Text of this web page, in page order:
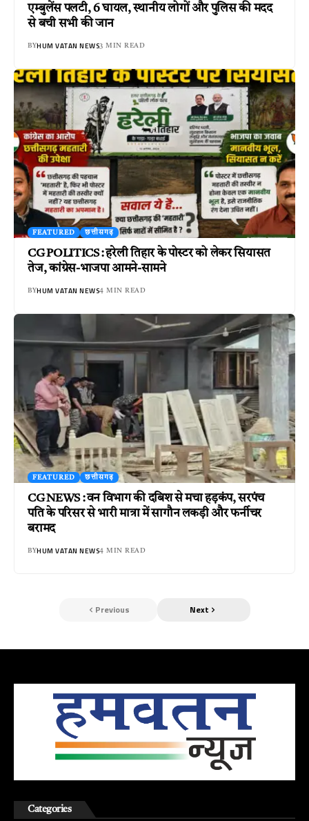
एम्बुलेंस पलटी, 6 घायल, स्थानीय लोगों और पुलिस की मदद
से बची सभी की जान
BYHUM VATAN NEWS3 MIN READ
FEATURED छत्तीसगढ़
CG POLITICS : हरेली तिहार के पोस्टर को लेकर सियासत
तेज, कांग्रेस-भाजपा आमने-सामने
BYHUM VATAN NEWS4 MIN READ
FEATURED छत्तीसगढ़
CG NEWS : वन विभाग की दबिश से मचा हड़कंप, सरपंच
पति के परिसर से भारी मात्रा में सागौन लकड़ी और फर्नीचर
बरामद
BYHUM VATAN NEWS4 MIN READ
Previous Next
Categories